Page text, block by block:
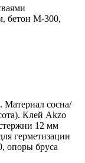
бетон М-300,
Материал сосна/
Клей Akzo
12 мм
герметизации
опоры бруса